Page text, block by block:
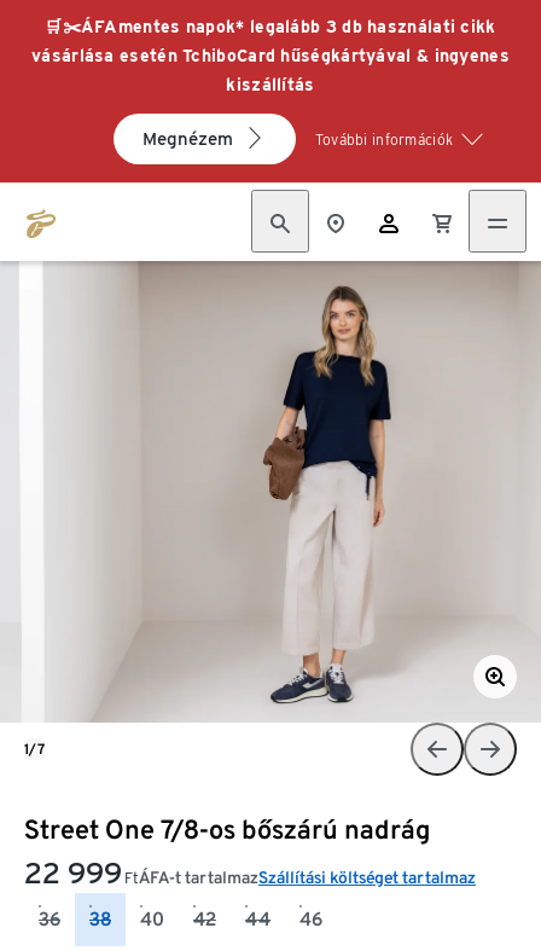
🛒✂️ÁFAmentes napok* legalább 3 db használati cikk
vásárlása esetén TchiboCard hűségkártyával & ingyenes
kiszállítás
Megnézem További információk
Street One 7/8-os bőszárú nadrág
22 999 FtÁFA-t tartalmazSzállítási költséget tartalmaz
36 38 40 42 44 46
1/7